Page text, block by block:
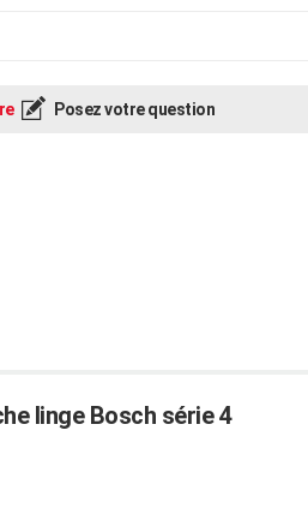
Posez votre question
linge Bosch série 4